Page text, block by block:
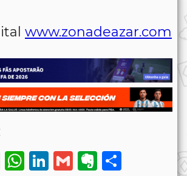
www.zonadeazar.com
EmailWhatsApp
LinkedIn
GmailEvernote